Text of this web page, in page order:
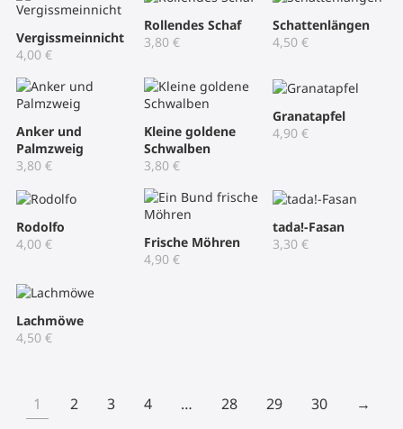
Vergissmeinnicht
4,00 €
Rollendes Schaf
3,80€
Schattenlängen
4,50 €
Anker und
Palmzweig
3,80 €
Kleine goldene
Schwalben
3,80€
Granatapfel
4,90 €
Rodolfo
4,00 €
Frische Möhren
4,90€
tada!-Fasan
3,30 €
Lachmöwe
4,50 €
1 2 3 4 … 28 29 30 →